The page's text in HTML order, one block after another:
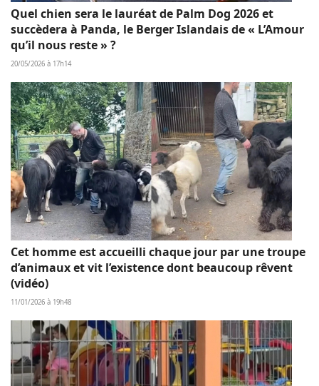
Quel chien sera le lauréat de Palm Dog 2026 et
succèdera à Panda, le Berger Islandais de « L’Amour
qu’il nous reste » ?
20/05/2026 à 17h14
Cet homme est accueilli chaque jour par une troupe
d’animaux et vit l’existence dont beaucoup rêvent
(vidéo)
11/01/2026 à 19h48